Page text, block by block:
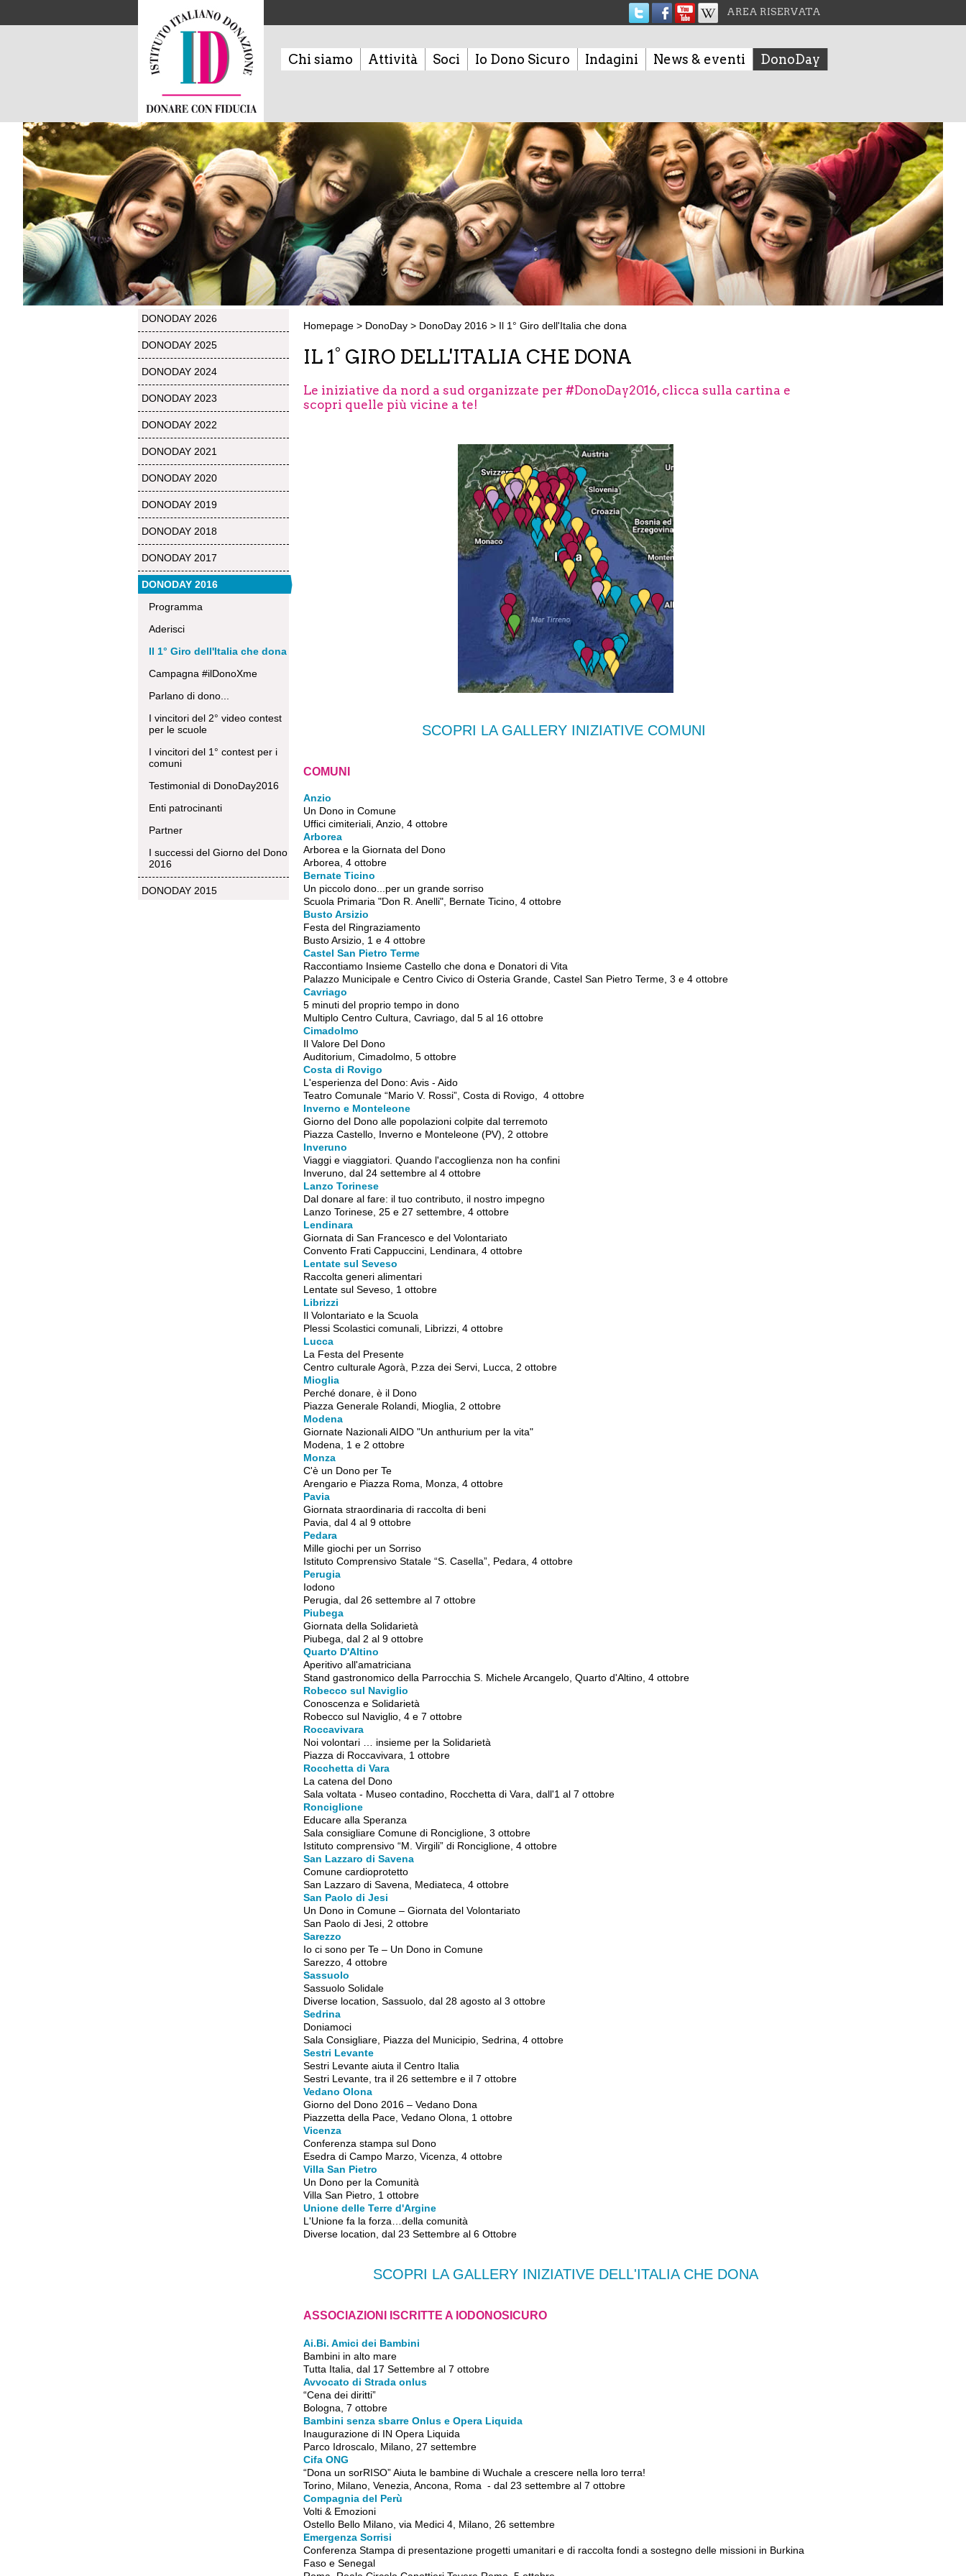
AREA RISERVATA
Chi siamo Attività Soci Io Dono Sicuro Indagini News & eventi DonoDay
DONODAY 2026
DONODAY 2025
DONODAY 2024
DONODAY 2023
DONODAY 2022
DONODAY 2021
DONODAY 2020
DONODAY 2019
DONODAY 2018
DONODAY 2017
DONODAY 2016
Programma
Aderisci
Il 1° Giro dell'Italia che dona
Campagna #ilDonoXme
Parlano di dono...
I vincitori del 2° video contest
per le scuole
I vincitori del 1° contest per i
comuni
Testimonial di DonoDay2016
Enti patrocinanti
Partner
I successi del Giorno del Dono
2016
DONODAY 2015
Homepage > DonoDay > DonoDay 2016 > Il 1° Giro dell'Italia che dona
IL 1° GIRO DELL'ITALIA CHE DONA
Le iniziative da nord a sud organizzate per #DonoDay2016, clicca sulla cartina e
scopri quelle più vicine a te!
SCOPRI LA GALLERY INIZIATIVE COMUNI
COMUNI
Anzio
Un Dono in Comune
Uffici cimiteriali, Anzio, 4 ottobre
Arborea
Arborea e la Giornata del Dono
Arborea, 4 ottobre
Bernate Ticino
Un piccolo dono...per un grande sorriso
Scuola Primaria "Don R. Anelli", Bernate Ticino, 4 ottobre
Busto Arsizio
Festa del Ringraziamento
Busto Arsizio, 1 e 4 ottobre
Castel San Pietro Terme
Raccontiamo Insieme Castello che dona e Donatori di Vita
Palazzo Municipale e Centro Civico di Osteria Grande, Castel San Pietro Terme, 3 e 4 ottobre
Cavriago
5 minuti del proprio tempo in dono
Multiplo Centro Cultura, Cavriago, dal 5 al 16 ottobre
Cimadolmo
Il Valore Del Dono
Auditorium, Cimadolmo, 5 ottobre
Costa di Rovigo
L'esperienza del Dono: Avis - Aido
Teatro Comunale “Mario V. Rossi”, Costa di Rovigo, 4 ottobre
Inverno e Monteleone
Giorno del Dono alle popolazioni colpite dal terremoto
Piazza Castello, Inverno e Monteleone (PV), 2 ottobre
Inveruno
Viaggi e viaggiatori. Quando l'accoglienza non ha confini
Inveruno, dal 24 settembre al 4 ottobre
Lanzo Torinese
Dal donare al fare: il tuo contributo, il nostro impegno
Lanzo Torinese, 25 e 27 settembre, 4 ottobre
Lendinara
Giornata di San Francesco e del Volontariato
Convento Frati Cappuccini, Lendinara, 4 ottobre
Lentate sul Seveso
Raccolta generi alimentari
Lentate sul Seveso, 1 ottobre
Librizzi
Il Volontariato e la Scuola
Plessi Scolastici comunali, Librizzi, 4 ottobre
Lucca
La Festa del Presente
Centro culturale Agorà, P.zza dei Servi, Lucca, 2 ottobre
Mioglia
Perché donare, è il Dono
Piazza Generale Rolandi, Mioglia, 2 ottobre
Modena
Giornate Nazionali AIDO "Un anthurium per la vita"
Modena, 1 e 2 ottobre
Monza
C'è un Dono per Te
Arengario e Piazza Roma, Monza, 4 ottobre
Pavia
Giornata straordinaria di raccolta di beni
Pavia, dal 4 al 9 ottobre
Pedara
Mille giochi per un Sorriso
Istituto Comprensivo Statale “S. Casella”, Pedara, 4 ottobre
Perugia
Iodono
Perugia, dal 26 settembre al 7 ottobre
Piubega
Giornata della Solidarietà
Piubega, dal 2 al 9 ottobre
Quarto D'Altino
Aperitivo all'amatriciana
Stand gastronomico della Parrocchia S. Michele Arcangelo, Quarto d'Altino, 4 ottobre
Robecco sul Naviglio
Conoscenza e Solidarietà
Robecco sul Naviglio, 4 e 7 ottobre
Roccavivara
Noi volontari … insieme per la Solidarietà
Piazza di Roccavivara, 1 ottobre
Rocchetta di Vara
La catena del Dono
Sala voltata - Museo contadino, Rocchetta di Vara, dall'1 al 7 ottobre
Ronciglione
Educare alla Speranza
Sala consigliare Comune di Ronciglione, 3 ottobre
Istituto comprensivo “M. Virgili” di Ronciglione, 4 ottobre
San Lazzaro di Savena
Comune cardioprotetto
San Lazzaro di Savena, Mediateca, 4 ottobre
San Paolo di Jesi
Un Dono in Comune – Giornata del Volontariato
San Paolo di Jesi, 2 ottobre
Sarezzo
Io ci sono per Te – Un Dono in Comune
Sarezzo, 4 ottobre
Sassuolo
Sassuolo Solidale
Diverse location, Sassuolo, dal 28 agosto al 3 ottobre
Sedrina
Doniamoci
Sala Consigliare, Piazza del Municipio, Sedrina, 4 ottobre
Sestri Levante
Sestri Levante aiuta il Centro Italia
Sestri Levante, tra il 26 settembre e il 7 ottobre
Vedano Olona
Giorno del Dono 2016 – Vedano Dona
Piazzetta della Pace, Vedano Olona, 1 ottobre
Vicenza
Conferenza stampa sul Dono
Esedra di Campo Marzo, Vicenza, 4 ottobre
Villa San Pietro
Un Dono per la Comunità
Villa San Pietro, 1 ottobre
Unione delle Terre d'Argine
L'Unione fa la forza…della comunità
Diverse location, dal 23 Settembre al 6 Ottobre
SCOPRI LA GALLERY INIZIATIVE DELL'ITALIA CHE DONA
ASSOCIAZIONI ISCRITTE A IODONOSICURO
Ai.Bi. Amici dei Bambini
Bambini in alto mare
Tutta Italia, dal 17 Settembre al 7 ottobre
Avvocato di Strada onlus
“Cena dei diritti”
Bologna, 7 ottobre
Bambini senza sbarre Onlus e Opera Liquida
Inaugurazione di IN Opera Liquida
Parco Idroscalo, Milano, 27 settembre
Cifa ONG
“Dona un sorRISO” Aiuta le bambine di Wuchale a crescere nella loro terra!
Torino, Milano, Venezia, Ancona, Roma - dal 23 settembre al 7 ottobre
Compagnia del Perù
Volti & Emozioni
Ostello Bello Milano, via Medici 4, Milano, 26 settembre
Emergenza Sorrisi
Conferenza Stampa di presentazione progetti umanitari e di raccolta fondi a sostegno delle missioni in Burkina
Faso e Senegal